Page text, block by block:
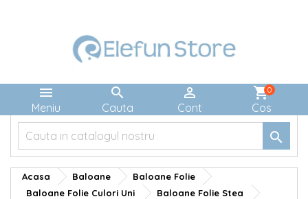

Meniu

Cauta

Cont
shopping_cart
Cos
0

Acasa Baloane
Baloane Folie
Baloane Folie Culori Uni
Baloane Folie Stea